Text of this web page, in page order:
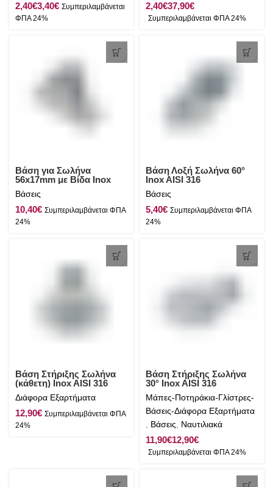
€ € € €
Βάση για Σωλήνα
56x17mm με Βίδα Inox
AISI 316
Βάσεις
€
Βάση Λοξή Σωλήνα 60°
Inox AISI 316
Βάσεις
€
Βάση Στήριξης Σωλήνα
(κάθετη) Inox AISI 316
Διάφορα Εξαρτήματα
€
Βάση Στήριξης Σωλήνα
30° Inox AISI 316
Μάπες-Ποτηράκια-Γλίστρες-
Βάσεις-Διάφορα Εξαρτήματα
Βάσεις Ναυτιλιακά
€ €